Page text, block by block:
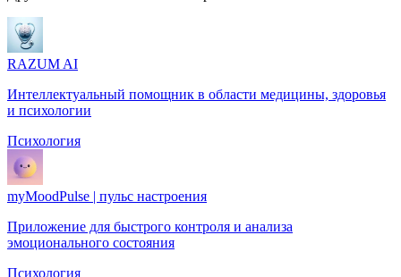
RAZUM AI
Интеллектуальный помощник в области медицины, здоровья
и психологии
Психология
myMoodPulse | пульс настроения
Приложение для быстрого контроля и анализа
эмоционального состояния
Психология